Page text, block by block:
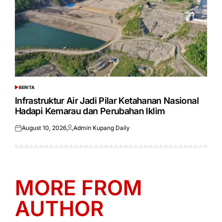
POSTED
IN
BERITA
Infrastruktur Air Jadi Pilar Ketahanan Nasional
Hadapi Kemarau dan Perubahan Iklim
Posted
August 10, 2026Posted
Admin Kupang Daily
MORE FROM
AUTHOR